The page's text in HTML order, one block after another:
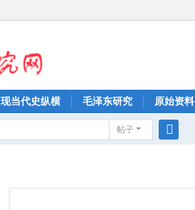
现当代史纵横 毛泽东研究 原始资料
帖子